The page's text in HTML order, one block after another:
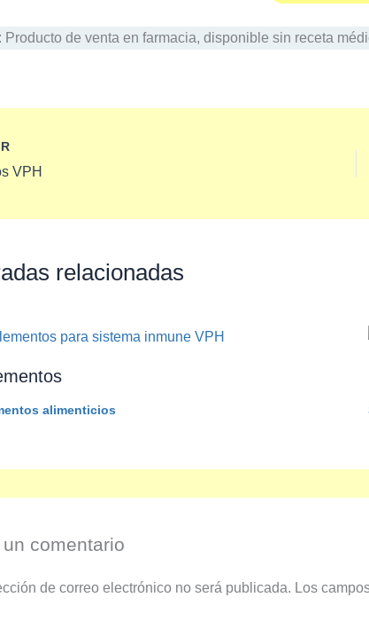
Producto de venta en farmacia, disponible sin receta
VPH
relacionadas
alimenticios
comentario
de correo electrónico no será publicada. Los